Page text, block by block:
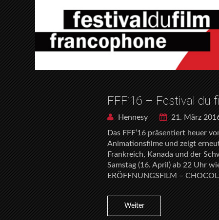
FFF’16 – Festival du
Hennesy
21. März
Das FFF’16 präsentiert heuer
Animationsfilme und zeigt
Frankreich, Kanada und der
Samstag (16. April) ab 22 Uhr
ERÖFFNUNGSFILM –
Weiter